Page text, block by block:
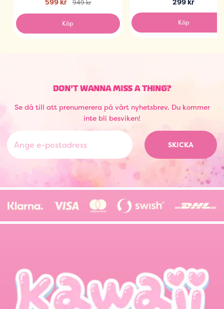
949 kr
Köp Köp
DON'T WANNA MISS A THING?
Se då till att prenumerera på vårt nyhetsbrev. Du kommer
inte bli besviken!
SKICKA